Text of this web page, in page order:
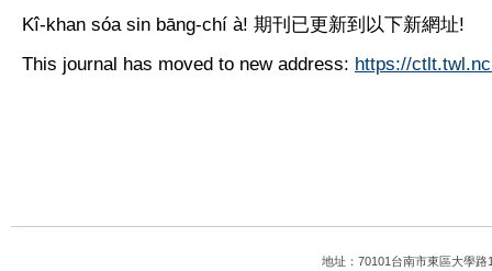
Kî-khan sóa sin bāng-chí à! 期刊已更新到以下新網址!
This journal has moved to new address: https://
地址：70101台南市東區大學